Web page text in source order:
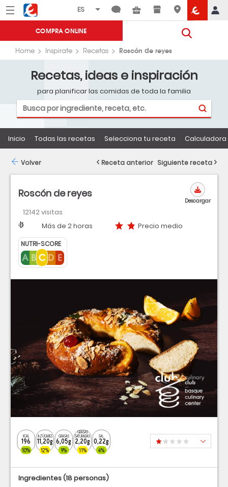
Menú Eroski
COMPRA ONLINE
Home Inspirate Recetas Roscón de reyes
Recetas, ideas e inspiración
para planificar las comidas de toda la familia
Inicio Todas las recetas Selecciona tu receta
Roscón de reyes
12142 visitas
Dificultad
Tiempo Más de 2 horas
Precio medio Precio medio
NUTRI-SCORE
Descargar
KCAL
196
10%
AZÚCARES
11,20g
12%
GRASAS
6,05g
9%
GRASAS
SATURADAS
2,20g
11%
SAL
0,22g
4%
Ingredientes(18 personas)
Volver Receta anterior Siguiente receta